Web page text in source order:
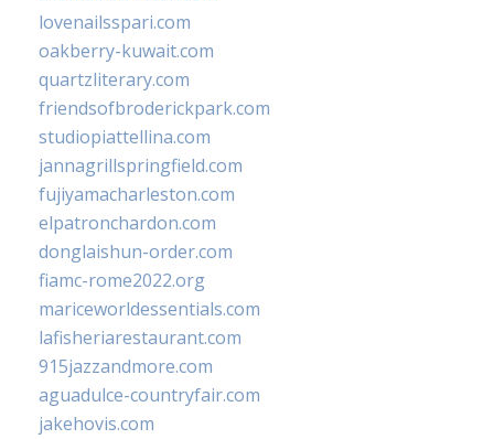
lovenailsspari.com
oakberry-kuwait.com
quartzliterary.com
friendsofbroderickpark.com
studiopiattellina.com
jannagrillspringfield.com
fujiyamacharleston.com
elpatronchardon.com
donglaishun-order.com
fiamc-rome2022.org
mariceworldessentials.com
lafisheriarestaurant.com
915jazzandmore.com
aguadulce-countryfair.com
jakehovis.com